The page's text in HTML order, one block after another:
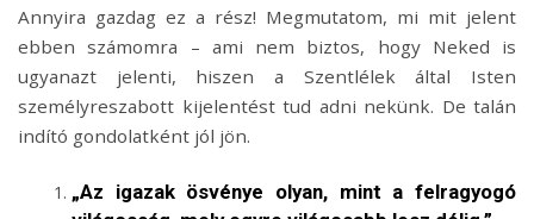
Annyira gazdag ez a rész! Megmutatom, mi mit jelent
ebben számomra – ami nem biztos, hogy Neked is
ugyanazt jelenti, hiszen a Szentlélek által Isten
személyreszabott kijelentést tud adni nekünk. De talán
indító gondolatként jól jön.
„Az igazak ösvénye olyan, mint a felragyogó